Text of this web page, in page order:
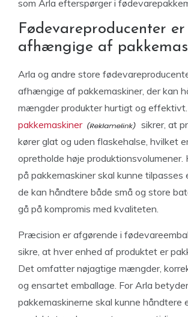
som Arla efterspørger i
Fødevareproducenter er
afhængige af
Arla og andre store
afhængige af pakkemaskiner, der kan
mængder produkter hurtigt og
pakkemaskiner
sikrer, at
kører glat og uden flaskehalse, hvilket
opretholde høje produktionsvolumener.
på pakkemaskiner skal kunne tilpasses
de kan håndtere både små og store
gå på kompromis med kvaliteten.
Præcision er afgørende i
sikre, at hver enhed af produktet er
Det omfatter nøjagtige mængder,
og ensartet emballage. For Arla
pakkemaskinerne skal kunne håndtere